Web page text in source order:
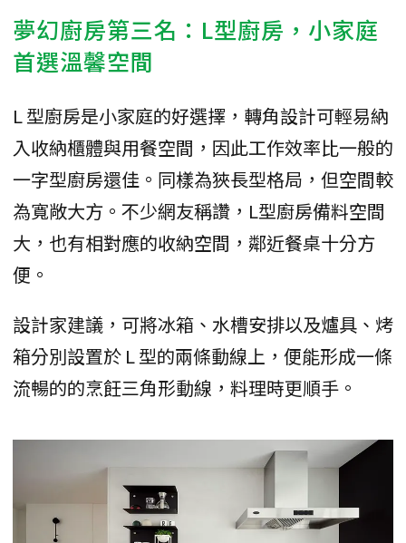
夢幻廚房第三名：L型廚房，小家庭
首選溫馨空間
L 型廚房是小家庭的好選擇，轉角設計可輕易納
入收納櫃體與用餐空間，因此工作效率比一般的
一字型廚房還佳。同樣為狹長型格局，但空間較
為寬敞大方。不少網友稱讚，L型廚房備料空間
大，也有相對應的收納空間，鄰近餐桌十分方
便。
設計家建議，可將冰箱、水槽安排以及爐具、烤
箱分別設置於 L 型的兩條動線上，便能形成一條
流暢的的烹飪三角形動線，料理時更順手。